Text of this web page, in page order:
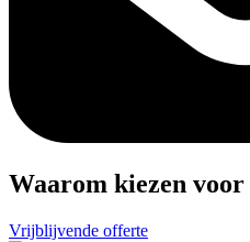
Waarom kiezen voor
Vrijblijvende offerte